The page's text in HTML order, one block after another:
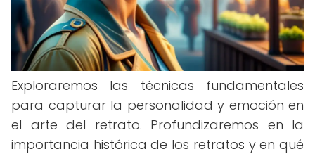
Exploraremos las técnicas fundamentales
para capturar la personalidad y emoción en
el arte del retrato. Profundizaremos en la
importancia histórica de los retratos y en qué